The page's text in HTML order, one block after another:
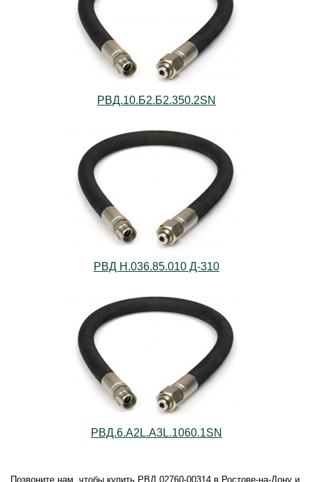
РВД.10.Б2.Б2.350.2SN
РВД Н.036.85.010 Д-310
РВД.6.А2L.А3L.1060.1SN
Позвоните нам, чтобы купить РВД 02760-00314 в Ростове-на-Дону и